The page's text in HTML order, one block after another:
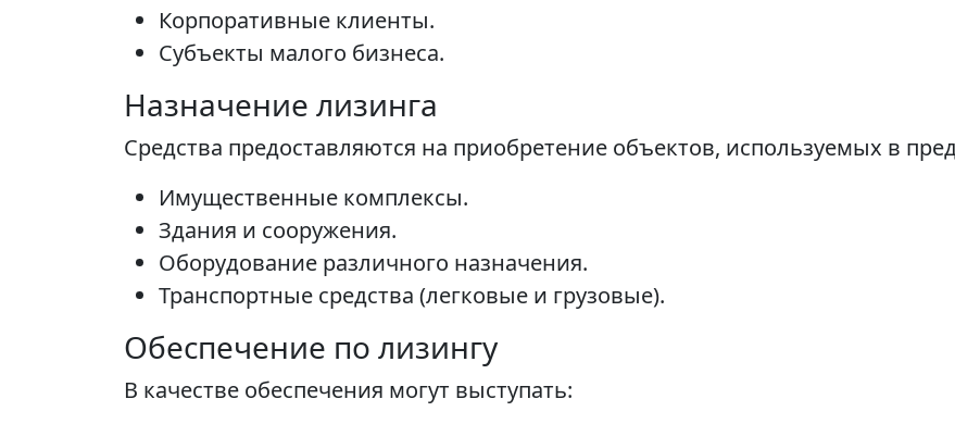
Корпоративные клиенты.
Субъекты малого бизнеса.
Назначение лизинга
Средства предоставляются на приобретение объектов, используемых в
Имущественные комплексы.
Здания и сооружения.
Оборудование различного назначения.
Транспортные средства (легковые и грузовые).
Обеспечение по лизингу
В качестве обеспечения могут выступать: